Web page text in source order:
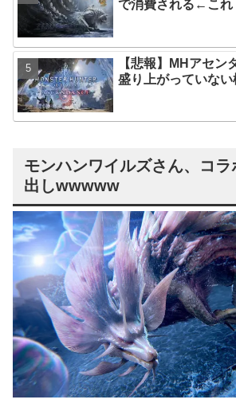
で消費される←これ
【悲報】MHアセン
盛り上がっていない
モンハンワイルズさん、コ
出しwwwww